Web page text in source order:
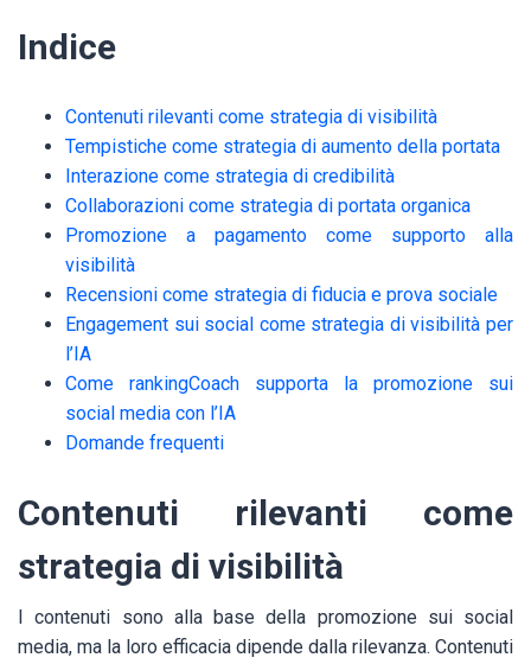
Indice
Contenuti rilevanti come strategia di visibilità
Tempistiche come strategia di aumento della portata
Interazione come strategia di credibilità
Collaborazioni come strategia di portata organica
Promozione a pagamento come supporto alla
visibilità
Recensioni come strategia di fiducia e prova sociale
Engagement sui social come strategia di visibilità per
l’IA
Come rankingCoach supporta la promozione sui
social media con l’IA
Domande frequenti
Contenuti rilevanti come
strategia di visibilità
I contenuti sono alla base della promozione sui social
media, ma la loro efficacia dipende dalla rilevanza. Contenuti